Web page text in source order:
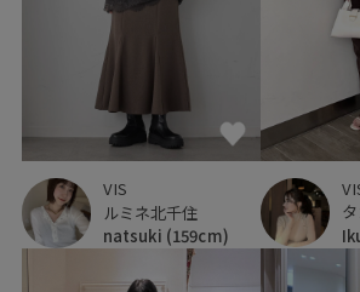
VIS
ルミネ北千住
natsuki (159cm)